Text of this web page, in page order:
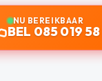
NU BEREIKBAAR
BEL 085 019